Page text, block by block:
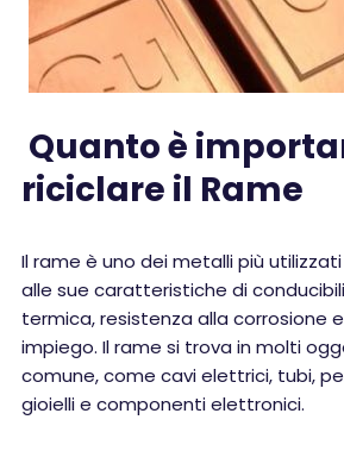
Quanto è
riciclare il Rame
Il rame è uno dei metalli più
alle sue caratteristiche di
termica, resistenza alla corrosione
impiego. Il rame si trova in molti
comune, come cavi elettrici, tubi,
gioielli e componenti elettronici.